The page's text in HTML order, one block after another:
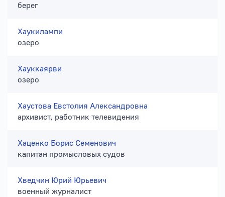
берег
Хаукилампи
озеро
Хауккаярви
озеро
Хаустова Евстолия Александровна
архивист, работник телевидения
Хаценко Борис Семенович
капитан промысловых судов
Хведчин Юрий Юрьевич
военный журналист